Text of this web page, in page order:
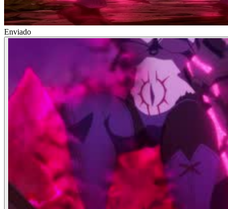
Enviado